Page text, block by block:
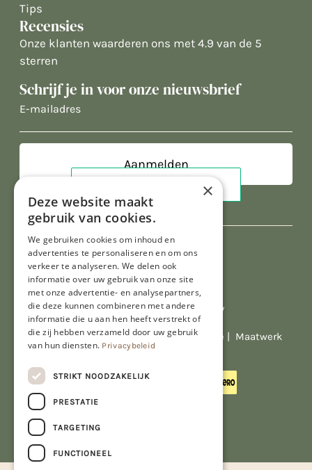
Tips
Recensies
Onze klanten waarderen ons met 4.9 van de 5
sterren
Schrijf je in voor onze nieuwsbrief
E-
Al onze prijzen zijn incl. BTW
© Copyright 2026 Limburgs Bakwinkeltje | Maatwerk
website webmix
×
Deze website maakt
gebruik van cookies.
We gebruiken cookies om inhoud en
advertenties te personaliseren en om ons
verkeer te analyseren. We delen ook
informatie over uw gebruik van onze site
met onze advertentie- en analysepartners,
die deze kunnen combineren met andere
informatie die u aan hen heeft verstrekt of
die zij hebben verzameld door uw gebruik
van hun diensten. Privacybeleid
STRIKT NOODZAKELIJK
PRESTATIE
TARGETING
FUNCTIONEEL